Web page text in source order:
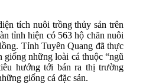
tích nuôi trồng thủy sản trên
tỉnh hiện có 563 hộ chăn nuôi
Tỉnh Tuyên Quang đã thực
giống những loài cá thuộc “ngũ
hướng tới bán ra thị trường
giống cá đặc sản.